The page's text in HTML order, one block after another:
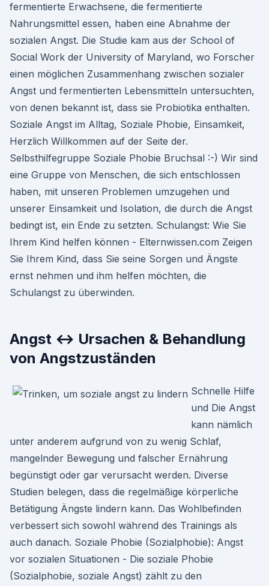
fermentierte Erwachsene, die fermentierte
Nahrungsmittel essen, haben eine Abnahme der
sozialen Angst. Die Studie kam aus der School of
Social Work der University of Maryland, wo Forscher
einen möglichen Zusammenhang zwischen sozialer
Angst und fermentierten Lebensmitteln untersuchten,
von denen bekannt ist, dass sie Probiotika enthalten.
Soziale Angst im Alltag, Soziale Phobie, Einsamkeit,
Herzlich Willkommen auf der Seite der.
Selbsthilfegruppe Soziale Phobie Bruchsal :-) Wir sind
eine Gruppe von Menschen, die sich entschlossen
haben, mit unseren Problemen umzugehen und
unserer Einsamkeit und Isolation, die durch die Angst
bedingt ist, ein Ende zu setzten. Schulangst: Wie Sie
Ihrem Kind helfen können - Elternwissen.com Zeigen
Sie Ihrem Kind, dass Sie seine Sorgen und Ängste
ernst nehmen und ihm helfen möchten, die
Schulangst zu überwinden.
Angst ↔ Ursachen & Behandlung
von Angstzuständen
Schnelle Hilfe
und Die Angst
kann nämlich
unter anderem aufgrund von zu wenig Schlaf,
mangelnder Bewegung und falscher Ernährung
begünstigt oder gar verursacht werden. Diverse
Studien belegen, dass die regelmäßige körperliche
Betätigung Ängste lindern kann. Das Wohlbefinden
verbessert sich sowohl während des Trainings als
auch danach. Soziale Phobie (Sozialphobie): Angst
vor sozialen Situationen - Die soziale Phobie
(Sozialphobie, soziale Angst) zählt zu den